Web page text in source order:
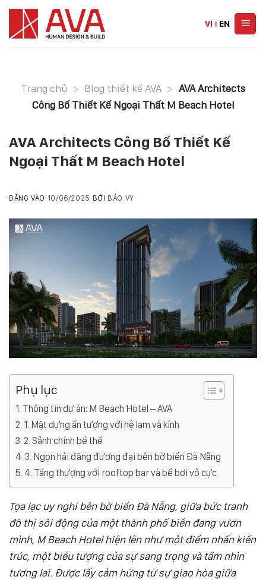
Skip
content
VI | EN
Trang chủ > Blog thiết kế AVA > AVA Architects
Công Bố Thiết Kế Ngoại Thất M Beach Hotel
AVA Architects Công Bố Thiết Kế
Ngoại Thất M Beach Hotel
ĐĂNG VÀO 10/06/2025 BỞI BẢO VY
Phụ lục
Thông tin dự án: M Beach Hotel – AVA
1. Mặt dựng ấn tượng với hệ lam và kính
2. Sảnh chính bề thế
3. Ngọn hải đăng đương đại bên bờ biển Đà Nẵng
4. Tầng thượng với rooftop bar và bể bơi vô cực
Tọa lạc uy nghi bên bờ biển Đà Nẵng, giữa bức tranh
đô thị sôi động của một thành phố biển đang vươn
mình, M Beach Hotel hiện lên như một điểm nhấn kiến
trúc, một biểu tượng của sự sang trọng và tầm nhìn
tương lai. Được lấy cảm hứng từ sự giao hòa giữa